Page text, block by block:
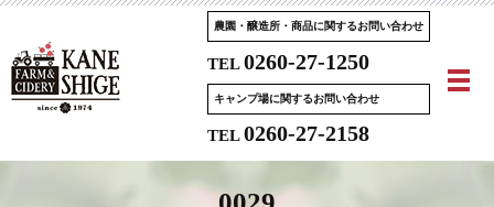
農園・醸造所・商品に関するお問い合わせ
TEL0260-27-1250
キャンプ場に関するお問い合わせ
TEL0260-27-2158
メ